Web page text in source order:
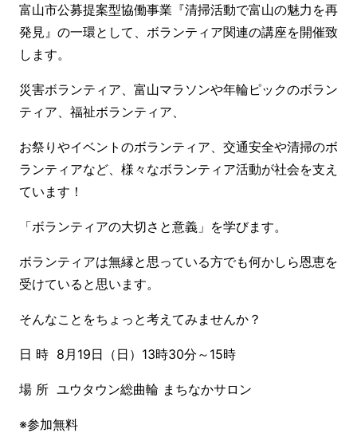
富山市公募提案型協働事業『清掃活動で富山の魅力を再
発見』の一環として、ボランティア関連の講座を開催致
します。
災害ボランティア、富山マラソンや年輪ピックのボラン
ティア、福祉ボランティア、
お祭りやイベントのボランティア、交通安全や清掃のボ
ランティアなど、様々なボランティア活動が社会を支え
ています！
「ボランティアの大切さと意義」を学びます。
ボランティアは無縁と思っている方でも何かしら恩恵を
受けていると思います。
そんなことをちょっと考えてみませんか？
日 時 8月19日（日）13時30分～15時
場 所 ユウタウン総曲輪 まちなかサロン
※参加無料